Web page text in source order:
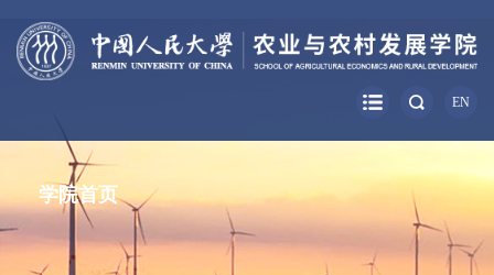
EN
学院首页